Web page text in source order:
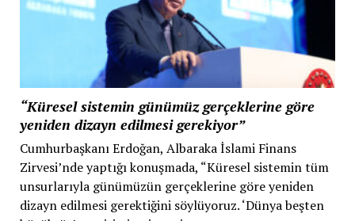
“Küresel sistemin günümüz gerçeklerine göre
yeniden dizayn edilmesi gerekiyor”
Cumhurbaşkanı Erdoğan, Albaraka İslami Finans
Zirvesi’nde yaptığı konuşmada, “Küresel sistemin tüm
unsurlarıyla günümüzün gerçeklerine göre yeniden
dizayn edilmesi gerektiğini söylüyoruz. ‘Dünya beşten